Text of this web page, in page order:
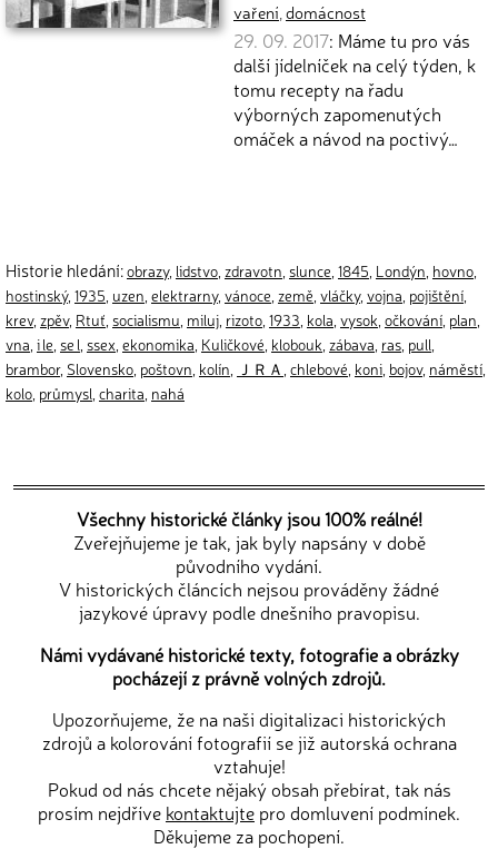
vaření,domácnost
29. 09. 2017: Máme tu pro vás
další jídelníček na celý týden, k
tomu recepty na řadu
výborných zapomenutých
omáček a návod na poctivý…
Historie hledání:obrazy, lidstvo zdravotn slunce 1845 Londýn hovno
hostinský, 1935 uzen elektrarny, vánoce země vláčky, vojna pojištění
krev, zpěv, Rtuť socialismu miluj rizoto 1933 kola vysok očkování plan
vna i le se l ssex ekonomika Kuličkové klobouk zábava ras pull
brambor, Slovensko poštovn kolín ＪＲＡ chlebové koni bojov, náměstí
kolo průmysl charita nahá
Všechny historické články jsou 100% reálné!
Zveřejňujeme je tak, jak byly napsány v době
původního vydání.
V historických článcích nejsou prováděny žádné
jazykové úpravy podle dnešního pravopisu.
Námi vydávané historické texty, fotografie a obrázky
pocházejí z právně volných zdrojů.
Upozorňujeme, že na naši digitalizaci historických
zdrojů a kolorování fotografií se již autorská ochrana
vztahuje!
Pokud od nás chcete nějaký obsah přebírat, tak nás
prosím nejdříve kontaktujte pro domluvení podmínek.
Děkujeme za pochopení.